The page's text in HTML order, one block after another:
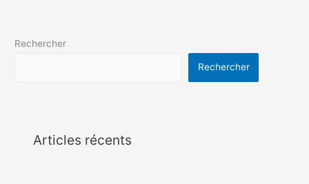
Rechercher
Rechercher
Articles récents